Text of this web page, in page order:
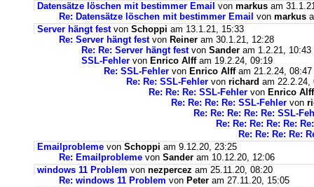
Datensätze löschen mit bestimmer Email von markus am
Re: Datensätze löschen mit bestimmer Email von markus
Server hängt festvon Schoppi am 13.1.21, 15:33
Re: Server hängt festvon Reiner am 30.1.21, 12:28
Re: Re: Server hängt festvon Sander am 1.2.21, 10:43
SSL-Fehler von Enrico Alffam 19.2.24, 09:19
Re: SSL-Fehler von Enrico Alffam 21.2.24, 08:47
Re: Re: SSL-Fehler von richard am 22.2.24,
Re: Re: Re: SSL-Fehler von Enrico Alff
Re: Re: Re: Re: SSL-Fehler von
Re: Re: Re: Re: Re: SSL-
Re: Re: Re: Re: Re:
Re: Re: Re: Re:
Emailprobleme von Schoppi am 9.12.20, 23:25
Re: Emailprobleme von Sander am 10.12.20, 12:06
windows 11 Problem von nezpercez am 25.11.20, 08:20
Re: windows 11 Problem von Peter am 27.11.20, 15:05